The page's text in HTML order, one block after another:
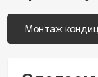
Монтаж